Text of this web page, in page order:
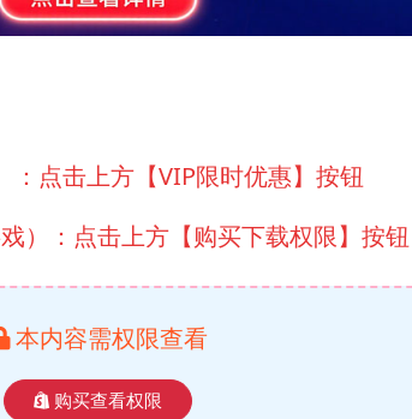
点击上方【VIP限时优惠】按钮
）：点击上方【购买下载权限】按钮
本内容需权限查看
购买查看权限